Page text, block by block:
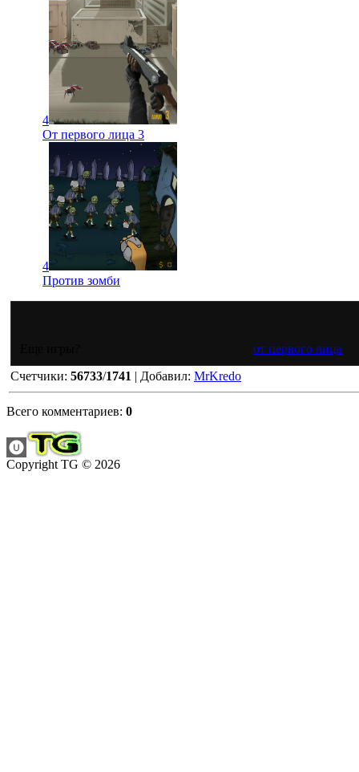
4
От первого лица 3
4
Против зомби
от первого лица
Счетчики: 56733/1741 | Добавил: MrKredo
Всего комментариев: 0
Copyright TG © 2026